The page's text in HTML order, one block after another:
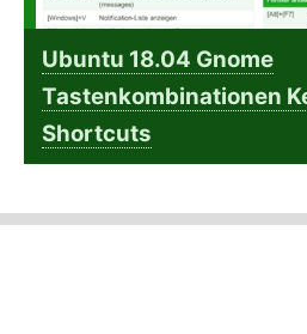
Ubuntu 18.04 Gnome
Tastenkombinationen
Shortcuts